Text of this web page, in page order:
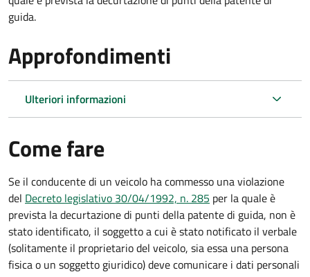
guida.
Approfondimenti
Ulteriori informazioni
Come fare
Se il conducente di un veicolo ha commesso una violazione
del Decreto legislativo 30/04/1992, n. 285 per la quale è
prevista la decurtazione di punti della patente di guida, non è
stato identificato, il soggetto a cui è stato notificato il verbale
(solitamente il proprietario del veicolo, sia essa una persona
fisica o un soggetto giuridico) deve comunicare i dati personali